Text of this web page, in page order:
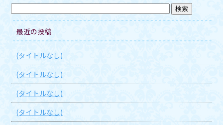
最近の投稿
(タイトルなし)
(タイトルなし)
(タイトルなし)
(タイトルなし)